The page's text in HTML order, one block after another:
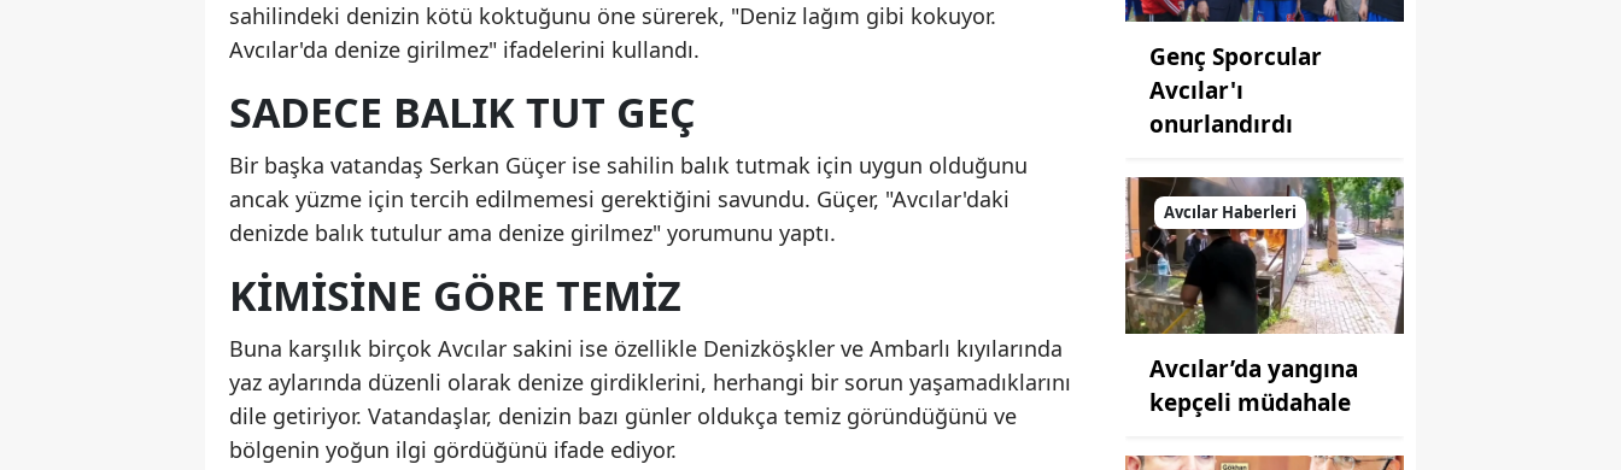
sahilindeki denizin kötü koktuğunu öne sürerek, "Deniz lağım gibi kokuyor.
Avcılar'da denize girilmez" ifadelerini kullandı.
SADECE BALIK TUT GEÇ
Bir başka vatandaş Serkan Güçer ise sahilin balık tutmak için uygun olduğunu
ancak yüzme için tercih edilmemesi gerektiğini savundu. Güçer, "Avcılar'daki
denizde balık tutulur ama denize girilmez" yorumunu yaptı.
KIMISINE GÖRE TEMIZ
Buna karşılık birçok Avcılar sakini ise özellikle Denizköşkler ve Ambarlı kıyılarında
yaz aylarında düzenli olarak denize girdiklerini, herhangi bir sorun yaşamadıklarını
dile getiriyor. Vatandaşlar, denizin bazı günler oldukça temiz göründüğünü ve
bölgenin yoğun ilgi gördüğünü ifade ediyor.
Genç Sporcular
Avcılar'ı
onurlandırdı
Avcılar Haberleri
Avcılar’da yangına
kepçeli müdahale